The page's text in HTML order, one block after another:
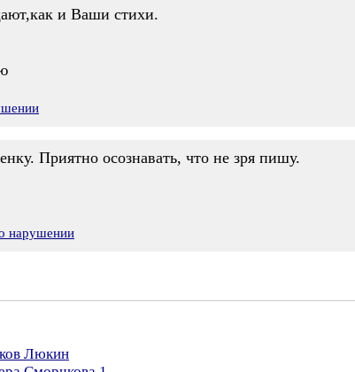
и Ваши стихи.
Приятно осознавать, что не зря пишу.
нарушении
Люкин